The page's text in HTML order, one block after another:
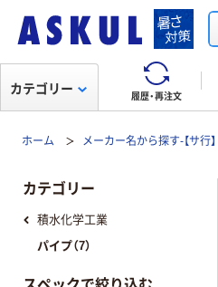
履歴・再注文
カテゴリー
ホーム メーカー名から探す-【サ行】
カテゴリー
積水化学工業
パイプ（7）